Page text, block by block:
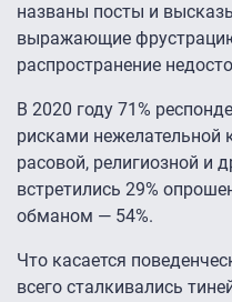
названы посты и
выражающие
распространение
В 2020 году 71%
рисками нежелательной
расовой, религиозной и
встретились 29%
обманом — 54%.
Что касается
всего сталкивались